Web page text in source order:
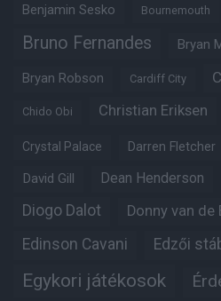
Benjamin Sesko Bournemouth
Bruno Fernandes Bryan
Bryan Robson Cardiff City
Chido Obi Christian Eriksen
Crystal Palace Darren Fletcher
David Gill Dean Henderson
Diogo Dalot Donny van de
Edinson Cavani Edzői
Egykori játékosok